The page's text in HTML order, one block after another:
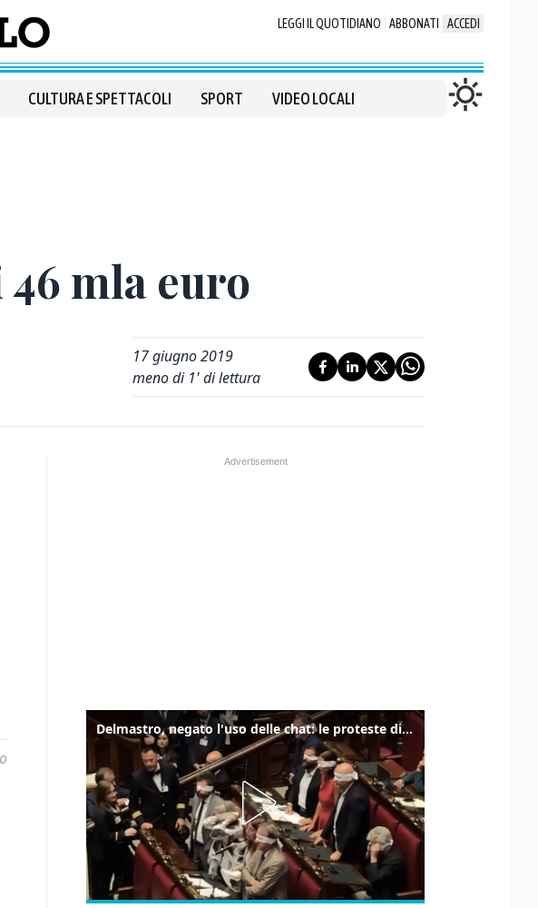
LEGGI IL QUOTIDIANO ABBONATI ACCEDI
CULTURA E SPETTACOLI SPORT VIDEO LOCALI
mla euro
17 giugno 2019
meno di 1' di lettura
Delmastro, negato l'uso delle chat: le proteste di Avs e M5s